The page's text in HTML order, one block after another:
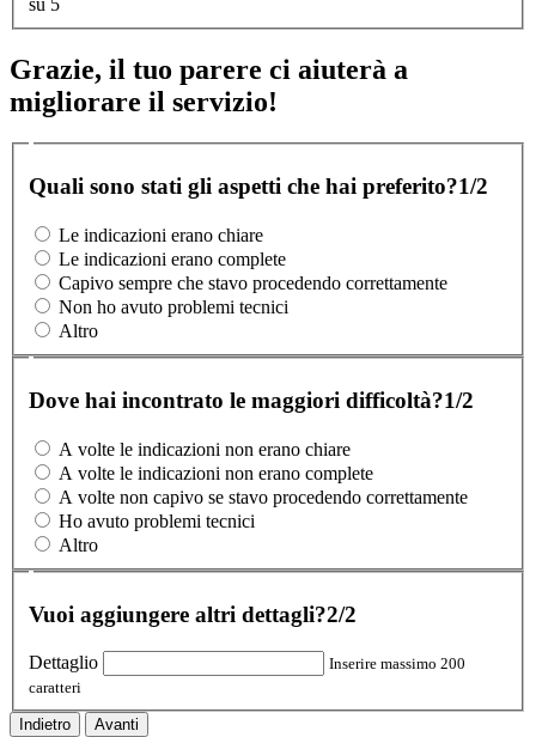
su 5
Grazie, il tuo parere ci aiuterà a
migliorare il servizio!
Quali sono stati gli aspetti che hai preferito?1/2
Le indicazioni erano chiare
Le indicazioni erano complete
Capivo sempre che stavo procedendo correttamente
Non ho avuto problemi tecnici
Altro
Dove hai incontrato le maggiori difficoltà?1/2
A volte le indicazioni non erano chiare
A volte le indicazioni non erano complete
A volte non capivo se stavo procedendo correttamente
Ho avuto problemi tecnici
Altro
Vuoi aggiungere altri dettagli?2/2
Dettaglio
Inserire massimo 200
caratteri
Indietro Avanti